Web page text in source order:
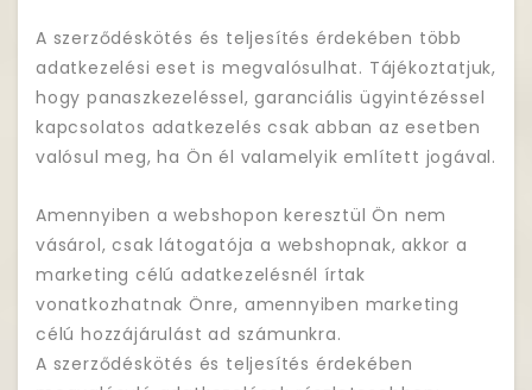
A szerződéskötés és teljesítés érdekében több
adatkezelési eset is megvalósulhat. Tájékoztatjuk,
hogy panaszkezeléssel, garanciális ügyintézéssel
kapcsolatos adatkezelés csak abban az esetben
valósul meg, ha Ön él valamelyik említett jogával.
Amennyiben a webshopon keresztül Ön nem
vásárol, csak látogatója a webshopnak, akkor a
marketing célú adatkezelésnél írtak
vonatkozhatnak Önre, amennyiben marketing
célú hozzájárulást ad számunkra.
A szerződéskötés és teljesítés érdekében